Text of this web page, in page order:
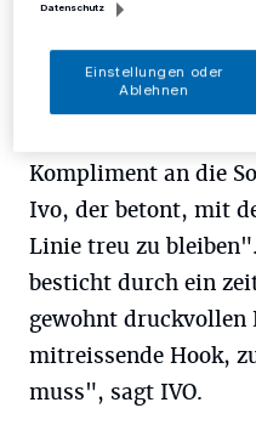
"Du bist meine
Kompliment an die
Ivo, der betont, mit
Linie treu zu
besticht durch ein
gewohnt druckvollen
mitreissende Hook,
muss", sagt IVO.
Datenschutz
Einstellungen oder
Ablehnen